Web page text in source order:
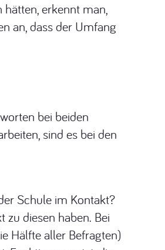
erkennt man,
an, dass der Umfang
bei beiden
sind es bei den
Schule im Kontakt?
zu diesen haben. Bei
Hälfte aller Befragten)